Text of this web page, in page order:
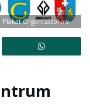
Plakat Organizatorów